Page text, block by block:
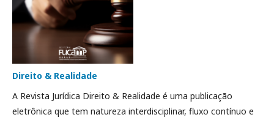
Direito & Realidade
A Revista Jurídica Direito & Realidade é uma publicação
eletrônica que tem natureza interdisciplinar, fluxo contínuo e